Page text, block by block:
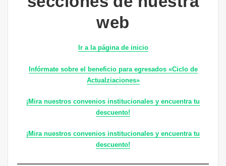
web
Ir a la página de inicio
Infórmate sobre el beneficio para egresados «Ciclo de
Actualziaciones»
¡Mira nuestros convenios institucionales y encuentra tu
descuento!
¡Mira nuestros convenios institucionales y encuentra tu
descuento!